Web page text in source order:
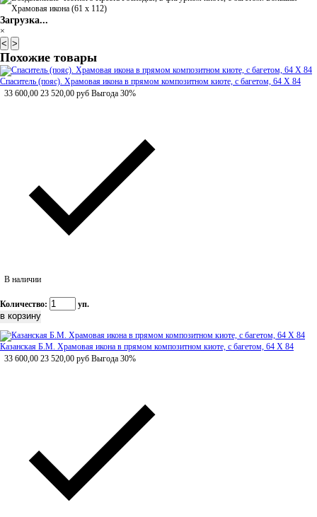
Загрузка...
×
< >
Похожие товары
Спаситель (пояс). Храмовая икона в прямом композитном киоте, с багетом, 64 Х 84
33 600,00 23 520,00 руб Выгода 30%
В наличии
Количество: уп.
Казанская Б.М. Храмовая икона в прямом композитном киоте, с багетом, 64 Х 84
33 600,00 23 520,00 руб Выгода 30%